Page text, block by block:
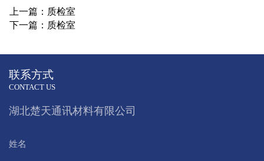
上一篇：质检室
下一篇：质检室
联系方式
CONTACT US
湖北楚天通讯材料有限公司
姓名